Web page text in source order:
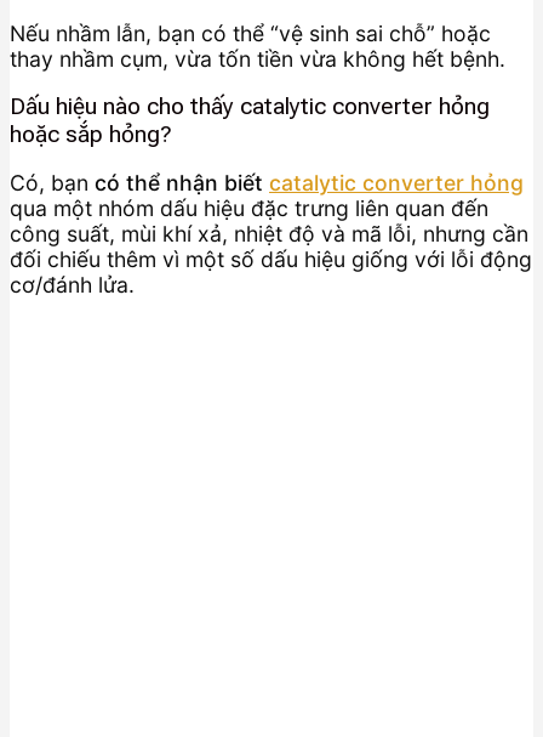
Nếu nhầm lẫn, bạn có thể “vệ sinh sai chỗ” hoặc
thay nhầm cụm, vừa tốn tiền vừa không hết bệnh.
Dấu hiệu nào cho thấy catalytic converter hỏng
hoặc sắp hỏng?
Có, bạn có thể nhận biết catalytic converter hỏng
qua một nhóm dấu hiệu đặc trưng liên quan đến
công suất, mùi khí xả, nhiệt độ và mã lỗi, nhưng cần
đối chiếu thêm vì một số dấu hiệu giống với lỗi động
cơ/đánh lửa.